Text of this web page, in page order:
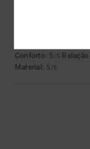
Conforto: 5 /5
Material: 5 /5